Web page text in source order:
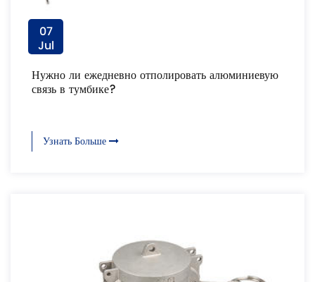
07
Jul
Нужно ли ежедневно отполировать алюминиевую
связь в тумбике?
Узнать Больше